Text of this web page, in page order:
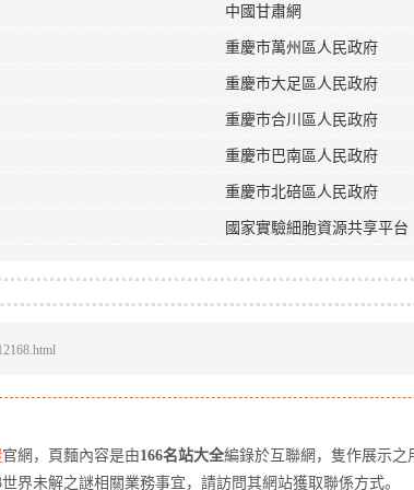
中國甘肅網
重慶市萬州區人民政府
重慶市大足區人民政府
重慶市合川區人民政府
重慶市巴南區人民政府
重慶市北碚區人民政府
國家實驗細胞資源共享平台
官網，頁麵內容是由166名站大全編錄於互聯網，隻作展示之
界未解之謎相關業務事宜，請訪問其網站獲取聯係方式。